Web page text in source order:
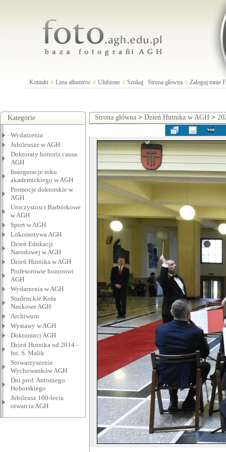
Kontakt Lista albumów Ulubione Szukaj Strona główna Zaloguj mnie
Kategorie
Wydarzenia
Jubileusze w AGH
Doktoraty honoris causa
AGH
Inauguracje roku
akademickiego w AGH
Promocje doktorskie w
AGH
Uroczystosci Barbórkowe
w AGH
Sport w AGH
Lokomotywa AGH
Dzień Edukacji
Narodowej w AGH
Dzień Hutnika w AGH
Profesorowie honorowi
AGH
Wydarzenia w AGH
Studenckie Koła
Naukowe AGH
Archiwum
Wystawy w AGH
Doktoranci AGH
Dzień Hutnika od 2014 -
fot. S. Malik
Stowarzyszenie
Wychowanków AGH
Dni prof. Antoniego
Hoborskiego
Jubileusz 100-lecia
otwarcia AGH
Strona główna > Dzień Hutnika w AGH >